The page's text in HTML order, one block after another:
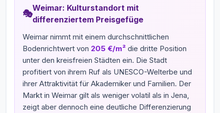
🎭
Weimar: Kulturstandort mit
differenziertem Preisgefüge
Weimar nimmt mit einem durchschnittlichen
Bodenrichtwert von 205 €/m² die dritte Position
unter den kreisfreien Städten ein. Die Stadt
profitiert von ihrem Ruf als UNESCO-Welterbe und
ihrer Attraktivität für Akademiker und Familien. Der
Markt in Weimar gilt als weniger volatil als in Jena,
zeigt aber dennoch eine deutliche Differenzierung